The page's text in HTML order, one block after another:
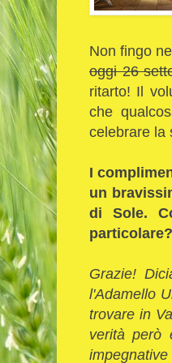
Non fingo
oggi 26
ritarto! Il
che
celebrare la
I
un
di Sole.
particolare?
Grazie!
l'Adamello
trovare in
verità però